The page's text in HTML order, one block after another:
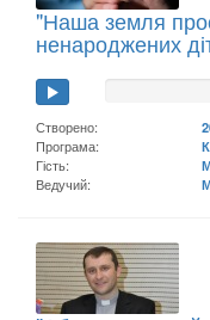
"Наша земля
ненароджених
Створено:
Програма:
Гість:
Ведучий: